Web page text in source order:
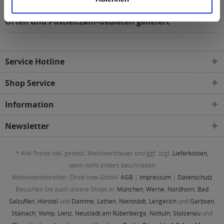
24 x 0,33l wird in den folgenden Regionen, Städten,
Orten und Postleitzahl-Gebieten geliefert
Service Hotline
Shop Service
Information
Newsletter
* Alle Preise inkl. gesetzl. Mehrwertsteuer und ggf. zzgl. Lieferkosten,
wenn nicht anders beschrieben
Webseitenbetreiber: Drink now GmbH: AGB | Impressum | Datenschutz
Besuchen Sie auch unsere Shops in: München, Werne, Nordhorn, Bad
Salzuflen, Hörstel und Damme, Lathen, Nienstädt, Lengerichund Garbsen,
Stainach, Vomp, Lienz, Neustadt am Rübenberge, Nottuln, Stolzenau und